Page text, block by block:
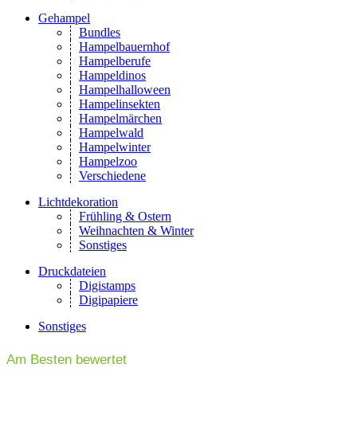
Gehampel
Bundles
Hampelbauernhof
Hampelberufe
Hampeldinos
Hampelhalloween
Hampelinsekten
Hampelmärchen
Hampelwald
Hampelwinter
Hampelzoo
Verschiedene
Lichtdekoration
Frühling & Ostern
Weihnachten & Winter
Sonstiges
Druckdateien
Digistamps
Digipapiere
Sonstiges
Am Besten bewertet